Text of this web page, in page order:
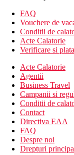
Camera
Camera
Descrierea
hol de
restaurant
bar
mini
piscina
Wi-Fi la
loc de joaca
cada cu
FAQ
Vouchere de
Conditii de
Acte Calatorie
Verificare si
Acte Calatorie
Agentii
Business Travel
Campanii si
Conditii de
Contact
Directiva EAA
FAQ
Despre noi
Drepturi